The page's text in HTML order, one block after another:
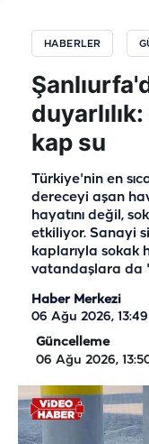
HABERLER
kap su
Türkiye'nin en
dereceyi aşan
hayatını değil,
etkiliyor. Sanayi
kaplarıyla sokak
vatandaşlara da
Haber Merkezi
06 Ağu 2026, 13:49
Güncelleme
06 Ağu 2026,